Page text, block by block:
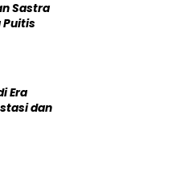
Sastra
Puitis
Era
dan